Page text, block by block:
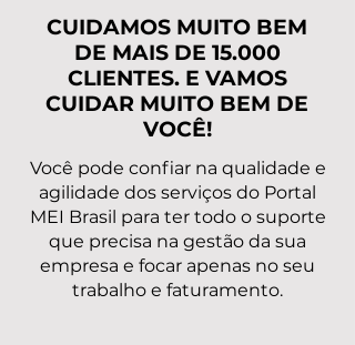
para regularizar
CUIDAMOS MUITO BEM
DE MAIS DE 15.000
CLIENTES. E VAMOS
CUIDAR MUITO BEM DE
VOCÊ!
Você pode confiar na qualidade e
agilidade dos serviços do Portal
MEI Brasil para ter todo o suporte
que precisa na gestão da sua
empresa e focar apenas no seu
trabalho e faturamento.